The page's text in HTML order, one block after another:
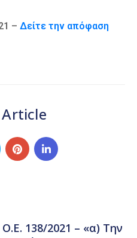
– Δείτε την απόφαση
138/2021 – «α) Την